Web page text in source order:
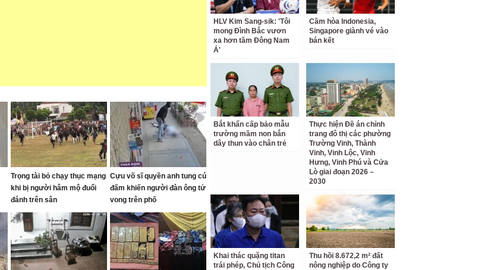
Trọng tài bỏ chạy thục mạng
khi bị người hâm mộ đuổi
đánh trên sân
Cựu võ sĩ quyền anh tung cú
đấm khiến người đàn ông tử
vong trên phố
HLV Kim Sang-sik: 'Tôi
mong Đình Bắc vươn
xa hơn tầm Đông Nam
Á'
Cầm hòa Indonesia,
Singapore giành vé vào
bán kết
Bắt khẩn cấp bảo mẫu
trường mầm non bắn
dây thun vào chân trẻ
Thực hiện Đề án chỉnh
trang đô thị các phường
Trường Vinh, Thành
Vinh, Vinh Lộc, Vinh
Hưng, Vinh Phú và Cửa
Lò giai đoạn 2026 –
2030
Khai thác quặng titan
trái phép, Chủ tịch Công
Thu hồi 8.672,2 m² đất
nông nghiệp do Công ty